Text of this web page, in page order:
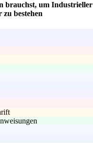
brauchst, um Industrieller
bestehen